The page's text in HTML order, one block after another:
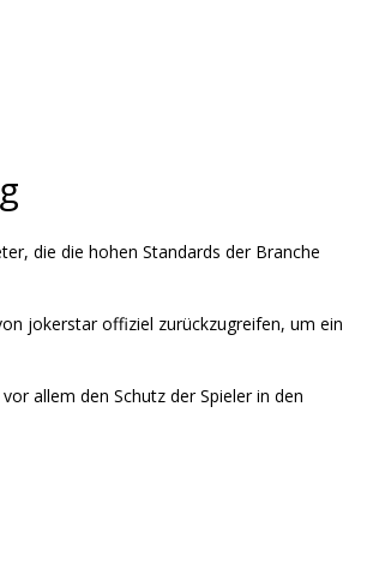
die die hohen Standards der Branche
jokerstar offiziel zurückzugreifen, um ein
allem den Schutz der Spieler in den